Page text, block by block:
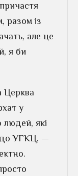
разом із
але це
я би
Церква
у
які
до УГКЦ, —